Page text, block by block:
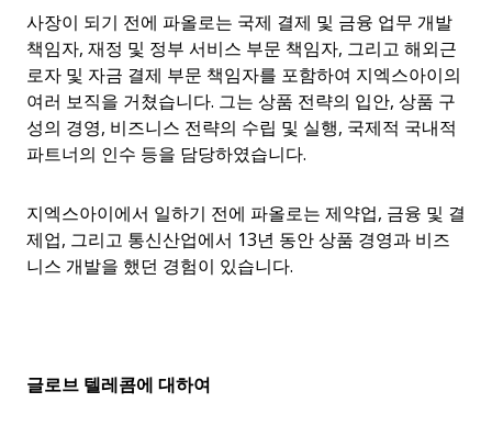
사장이 되기 전에 파올로는 국제 결제 및 금융 업무 개발
책임자, 재정 및 정부 서비스 부문 책임자, 그리고 해외근
로자 및 자금 결제 부문 책임자를 포함하여 지엑스아이의
여러 보직을 거쳤습니다. 그는 상품 전략의 입안, 상품 구
성의 경영, 비즈니스 전략의 수립 및 실행, 국제적 국내적
파트너의 인수 등을 담당하였습니다.
지엑스아이에서 일하기 전에 파올로는 제약업, 금융 및 결
제업, 그리고 통신산업에서 13년 동안 상품 경영과 비즈
니스 개발을 했던 경험이 있습니다.
글로브 텔레콤에 대하여